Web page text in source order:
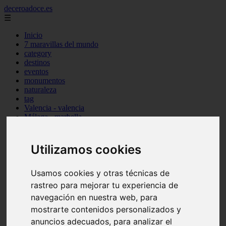
Utilizamos cookies
Usamos cookies y otras técnicas de
rastreo para mejorar tu experiencia de
navegación en nuestra web, para
mostrarte contenidos personalizados y
anuncios adecuados, para analizar el
deceroadoce.es
☰
Inicio
7 maravillas del mundo
category
destinos
eventos
monumentos
naturaleza
tag
Valencia - valencia
Málaga - marbella
Sevilla - bormujos
Santa-cruz-de-tenerife - santiago-del-teide
Murcia - murcia
Alicante - finestrat
Almería - mojácar
Alicante - orihuela
Huesca - jaca